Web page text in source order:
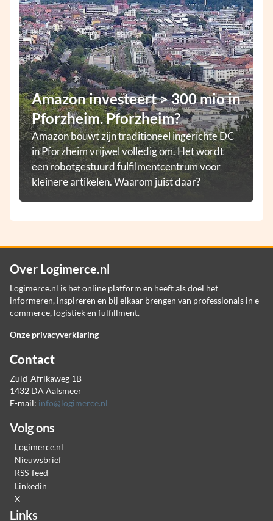
Amazon investeert > 300 mio in
Pforzheim. Pforzheim?
Amazon bouwt zijn traditioneel ingerichte DC
in Pforzheim vrijwel volledig om. Het wordt
een robotgestuurd fulfilmentcentrum voor
kleinere artikelen. Waarom juist daar?
Over Logimerce.nl
Logimerce.nl is het online platform en heeft als doel het
informeren, inspireren en bij elkaar brengen van professionals in e-
commerce, logistiek en fulfillment.
Onze privacyverklaring
Contact
Zuid-Afrikaweg 1B
1432 DA Aalsmeer
E-mail: info@logimerce.nl
Volg ons
Logimerce.nl
Nieuwsbrief
RSS-feed
Linkedin
X
Links